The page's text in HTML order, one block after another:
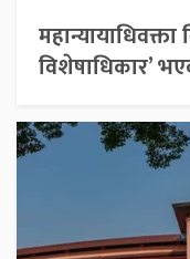
विशेषाधिकार’